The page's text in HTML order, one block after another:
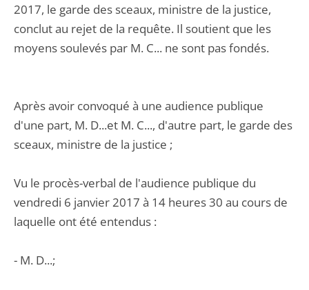
2017, le garde des sceaux, ministre de la justice,
conclut au rejet de la requête. Il soutient que les
moyens soulevés par M. C... ne sont pas fondés.
Après avoir convoqué à une audience publique
d'une part, M. D...et M. C..., d'autre part, le garde des
sceaux, ministre de la justice ;
Vu le procès-verbal de l'audience publique du
vendredi 6 janvier 2017 à 14 heures 30 au cours de
laquelle ont été entendus :
- M. D...;